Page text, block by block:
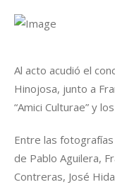
Al acto acudió el
Hinojosa, junto a
“Amici Culturae” y
Entre las
de Pablo Aguilera,
Contreras, José